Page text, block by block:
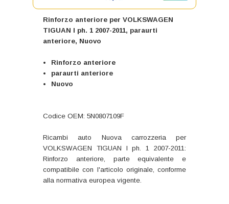
Rinforzo anteriore per VOLKSWAGEN
TIGUAN I ph. 1 2007-2011, paraurti
anteriore, Nuovo
Rinforzo anteriore
paraurti anteriore
Nuovo
Codice OEM: 5N0807109F
Ricambi auto Nuova carrozzeria per
VOLKSWAGEN TIGUAN I ph. 1 2007-2011:
Rinforzo anteriore, parte equivalente e
compatibile con l'articolo originale, conforme
alla normativa europea vigente.